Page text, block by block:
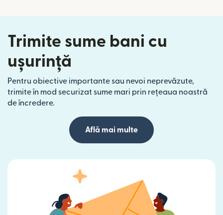
Trimite sume bani cu
ușurință
Pentru obiective importante sau nevoi neprevăzute,
trimite în mod securizat sume mari prin rețeaua noastră
de încredere.
Află mai multe